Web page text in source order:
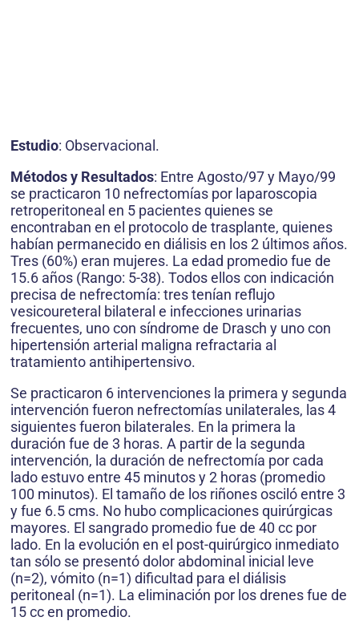
Estudio: Observacional.
Métodos y Resultados: Entre Agosto/97 y Mayo/99
se practicaron 10 nefrectomías por laparoscopia
retroperitoneal en 5 pacientes quienes se
encontraban en el protocolo de trasplante, quienes
habían permanecido en diálisis en los 2 últimos años.
Tres (60%) eran mujeres. La edad promedio fue de
15.6 años (Rango: 5-38). Todos ellos con indicación
precisa de nefrectomía: tres tenían reflujo
vesicoureteral bilateral e infecciones urinarias
frecuentes, uno con síndrome de Drasch y uno con
hipertensión arterial maligna refractaria al
tratamiento antihipertensivo.
Se practicaron 6 intervenciones la primera y segunda
intervención fueron nefrectomías unilaterales, las 4
siguientes fueron bilaterales. En la primera la
duración fue de 3 horas. A partir de la segunda
intervención, la duración de nefrectomía por cada
lado estuvo entre 45 minutos y 2 horas (promedio
100 minutos). El tamaño de los riñones osciló entre 3
y fue 6.5 cms. No hubo complicaciones quirúrgicas
mayores. El sangrado promedio fue de 40 cc por
lado. En la evolución en el post-quirúrgico inmediato
tan sólo se presentó dolor abdominal inicial leve
(n=2), vómito (n=1) dificultad para el diálisis
peritoneal (n=1). La eliminación por los drenes fue de
15 cc en promedio.